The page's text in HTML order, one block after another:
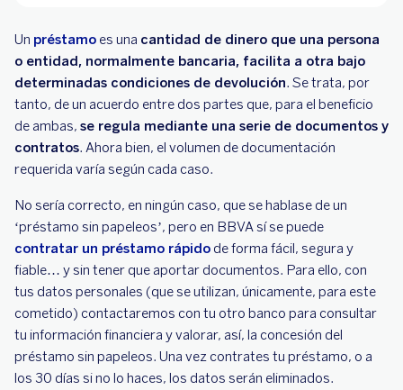
fiables?
El préstamo de siempre, hoy más fácil… ¡y sin
aportar papeleo!
Un préstamo es una cantidad de dinero que una persona
o entidad, normalmente bancaria, facilita a otra bajo
determinadas condiciones de devolución. Se trata, por
tanto, de un acuerdo entre dos partes que, para el beneficio
de ambas, se regula mediante una serie de documentos y
contratos. Ahora bien, el volumen de documentación
requerida varía según cada caso.
No sería correcto, en ningún caso, que se hablase de un
‘préstamo sin papeleos’, pero en BBVA sí se puede
contratar un préstamo rápido de forma fácil, segura y
fiable… y sin tener que aportar documentos. Para ello, con
tus datos personales (que se utilizan, únicamente, para este
cometido) contactaremos con tu otro banco para consultar
tu información financiera y valorar, así, la concesión del
préstamo sin papeleos. Una vez contrates tu préstamo, o a
los 30 días si no lo haces, los datos serán eliminados.